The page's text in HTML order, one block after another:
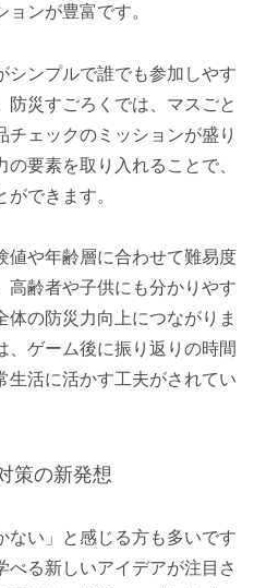
ンが豊富です。
シンプルで誰でも参加しやす
防災すごろくでは、マスごと
ェックのミッションが盛り
要素を取り入れることで、
できます。
値や年齢層に合わせて難易度
高齢者や子供にも分かりやす
の防災力向上につながりま
、ゲーム後に振り返りの時間
生活に活かす工夫がされてい
策の新発想
ない」と感じる方も多いです
べる新しいアイデアが注目さ